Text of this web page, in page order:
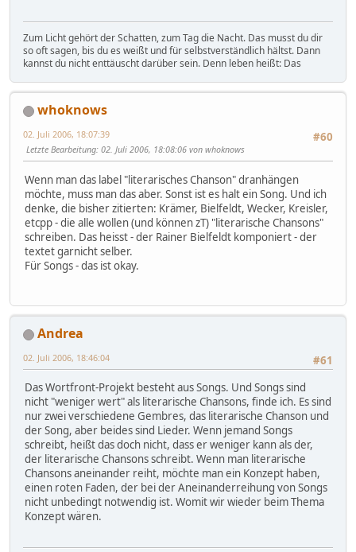
Zum Licht gehört der Schatten, zum Tag die Nacht. Das musst du dir
so oft sagen, bis du es weißt und für selbstverständlich hältst. Dann
kannst du nicht enttäuscht darüber sein. Denn leben heißt: Das
whoknows
#60
02. Juli 2006, 18:07:39
Letzte Bearbeitung: 02. Juli 2006, 18:08:06 von whoknows
Wenn man das label "literarisches Chanson" dranhängen
möchte, muss man das aber. Sonst ist es halt ein Song. Und ich
denke, die bisher zitierten: Krämer, Bielfeldt, Wecker, Kreisler,
etcpp - die alle wollen (und können zT) "literarische Chansons"
schreiben. Das heisst - der Rainer Bielfeldt komponiert - der
textet garnicht selber.
Für Songs - das ist okay.
Andrea
#61
02. Juli 2006, 18:46:04
Das Wortfront-Projekt besteht aus Songs. Und Songs sind
nicht "weniger wert" als literarische Chansons, finde ich. Es sind
nur zwei verschiedene Gembres, das literarische Chanson und
der Song, aber beides sind Lieder. Wenn jemand Songs
schreibt, heißt das doch nicht, dass er weniger kann als der,
der literarische Chansons schreibt. Wenn man literarische
Chansons aneinander reiht, möchte man ein Konzept haben,
einen roten Faden, der bei der Aneinanderreihung von Songs
nicht unbedingt notwendig ist. Womit wir wieder beim Thema
Konzept wären.